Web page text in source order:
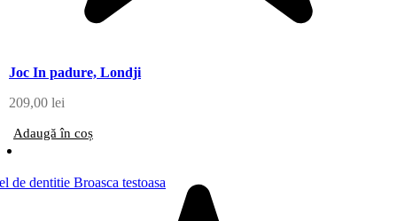
Joc In padure, Londji
209,00 lei
Adaugă în coș